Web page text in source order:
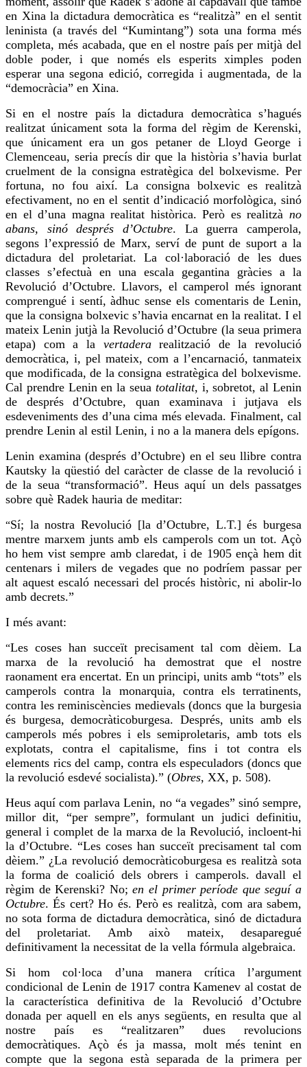
en Xina la dictadura democràtica es “realitzà” en el sentit
leninista (a través del “Kumintang”) sota una forma més
completa, més acabada, que en el nostre país per mitjà del
doble poder, i que només els esperits ximples poden
esperar una segona edició, corregida i augmentada, de la
“democràcia” en Xina.
Si en el nostre país la dictadura democràtica s’hagués
realitzat únicament sotala forma del règim de Kerenski,
que únicament era un gos petaner de Lloyd George i
Clemenceau, seria precís dir que la història s’havia burlat
cruelment de la consigna estratègica del bolxevisme. Per
fortuna, no fou així. La consigna bolxevic es realitzà
efectivament, no en el sentit d’indicació morfològica, sinó
en el d’una magna realitat històrica. Però es realitzà no
abans, sinó després d’Octubre. La guerra camperola,
segons l’expressió de Marx, serví de punt de suport a la
dictadura del proletariat. La col·laboració de les dues
classes s’efectuà en una escala gegantina gràcies a la
Revolució d’Octubre. Llavors, el camperol més ignorant
comprengué i sentí, àdhuc sense els comentaris de Lenin,
que la consigna bolxevic s’havia encarnat en la realitat. I el
mateix Lenin jutjà la Revolució d’Octubre (la seua primera
etapa) com a la vertaderarealització de la revolució
democràtica, i, pel mateix, com a l’encarnació, tanmateix
que modificada, de la consigna estratègica del bolxevisme.
Cal prendre Lenin en la seua totalitat, i, sobretot, al Lenin
de després d’Octubre, quan examinava i jutjava els
esdeveniments des d’una cima més elevada. Finalment, cal
prendre Lenin al estil Lenin, i no a la manera dels epígons.
Lenin examina (després d’Octubre) en el seu llibre contra
Kautsky la qüestió del caràcter de classe de la revolució i
de la seua “transformació”. Heus aquí un dels passatges
sobre què Radek hauria de meditar:
“Sí; la nostra Revolució [la d’Octubre, L.T.] és burgesa
mentre marxemjunts amb els camperols com un tot. Açò
ho hem vist sempre amb claredat, i de 1905 ençà hem dit
centenars i milers de vegades que no podríem passar per
alt aquest escaló necessari del procés històric, ni abolir-lo
amb decrets.”
I més avant:
“Les coses han succeït precisament tal com dèiem. La
marxa de la revolució ha demostrat que el nostre
raonament era encertat. En un principi, units amb “tots” els
camperols contra la monarquia, contra els terratinents,
contra les reminiscències medievals (doncs que la burgesia
és burgesa, democràticoburgesa. Després, units amb els
camperols més pobres i els semiproletaris, amb tots els
explotats, contra el capitalisme, fins i tot contra els
elements rics del camp, contra els especuladors (doncs que
la revolució esdevé socialista).” (Obres, XX, p. 508).
Heus aquí com parlava Lenin, no “a vegades” sinó sempre,
millor dit, “per sempre”, formulant un judici definitiu,
general i complet de la marxa de la Revolució, incloent-hi
la d’Octubre. “Les coses han succeït precisament tal com
dèiem.” ¿La revolució democràticoburgesa es realitzà sota
la forma de coalició dels obrers i camperols.davall el
règim deKerenski? No;en el primer període que seguí a
Octubre. És cert? Ho és. Però es realitzà, com ara sabem,
no sota forma de dictadura democràtica, sinó de dictadura
del proletariat. Amb això mateix, desaparegué
definitivament la necessitat de la vella fórmula algebraica.
Si hom col·loca d’una manera crítica l’argument
condicional de Lenin de 1917 contra Kamenev al costat de
la característica definitiva de la Revolució d’Octubre
donada per aquell en els anys següents, en resulta que al
nostre país es “realitzaren” dues revolucions
democràtiques. Açò és ja massa, molt més tenint en
compte que la segona està separada de la primera per